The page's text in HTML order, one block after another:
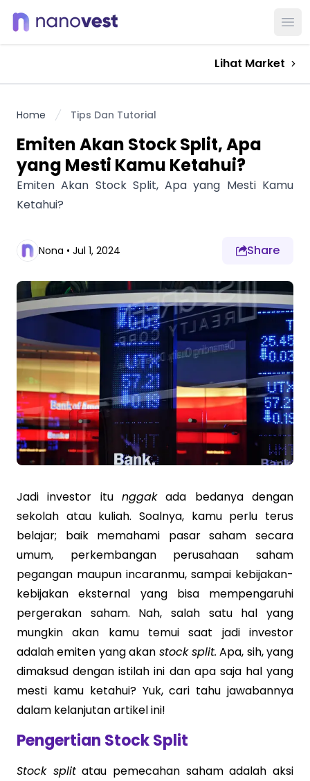
Lihat Market
Home Tips Dan Tutorial
Emiten Akan Stock Split, Apa
yang Mesti Kamu Ketahui?
Emiten Akan Stock Split, Apa yang Mesti Kamu
Ketahui?
Nona • Jul 1, 2024 Share
Jadi investor itu nggakada bedanya dengan
sekolah atau kuliah. Soalnya, kamu perlu terus
belajar; baik memahami pasar saham secara
umum, perkembangan perusahaan saham
pegangan maupun incaranmu, sampai kebijakan-
kebijakan eksternal yang bisa mempengaruhi
pergerakan saham. Nah, salah satu hal yang
mungkin akan kamu temui saat jadi investor
adalah emiten yang akan stock split. Apa, sih, yang
dimaksud dengan istilah ini dan apa saja hal yang
mesti kamu ketahui? Yuk, cari tahu jawabannya
dalam kelanjutan artikel ini!
Pengertian Stock Split
Stock splitatau pemecahan saham adalah aksi